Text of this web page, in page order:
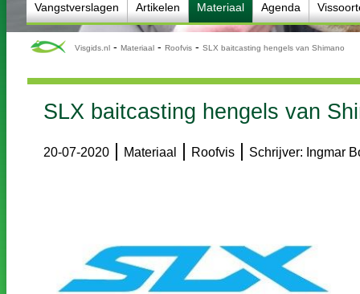
Vangstverslagen Artikelen Materiaal Agenda
Visgids.nl - Materiaal - Roofvis - SLX baitcasting hengels van Shimano
SLX baitcasting hengels van
20-07-2020 | Materiaal | Roofvis | Schrijver: Ingmar